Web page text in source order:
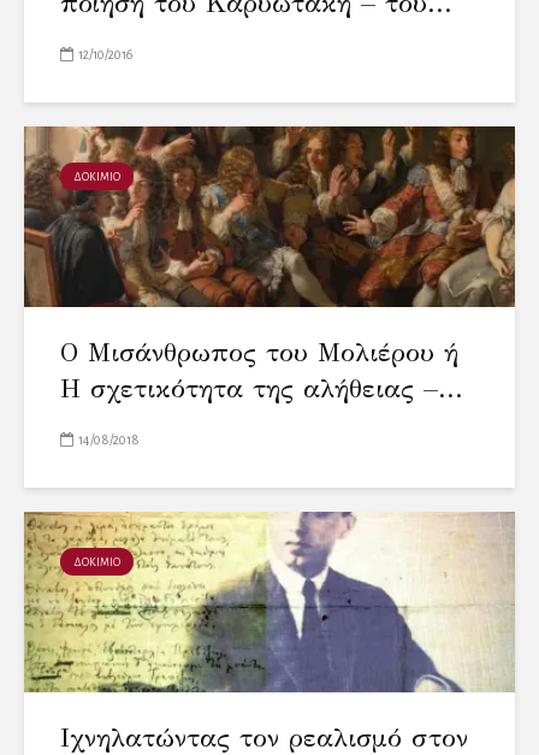
12/10/2016
ΔΟΚΙΜΙΟ
Ο Μισάνθρωπος του Μολιέρου ή
Η σχετικότητα της αλήθειας –...
14/08/2018
ΔΟΚΙΜΙΟ
Ιχνηλατώντας τον ρεαλισμό στον